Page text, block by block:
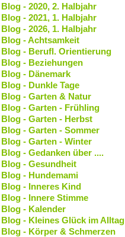
Blog - 2020, 2. Halbjahr
Blog - 2021, 1. Halbjahr
Blog - 2026, 1. Halbjahr
Blog - Achtsamkeit
Blog - Berufl. Orientierung
Blog - Beziehungen
Blog - Dänemark
Blog - Dunkle Tage
Blog - Garten & Natur
Blog - Garten - Frühling
Blog - Garten - Herbst
Blog - Garten - Sommer
Blog - Garten - Winter
Blog - Gedanken über ....
Blog - Gesundheit
Blog - Hundemami
Blog - Inneres Kind
Blog - Innere Stimme
Blog - Kalender
Blog - Kleines Glück im Alltag
Blog - Körper & Schmerzen